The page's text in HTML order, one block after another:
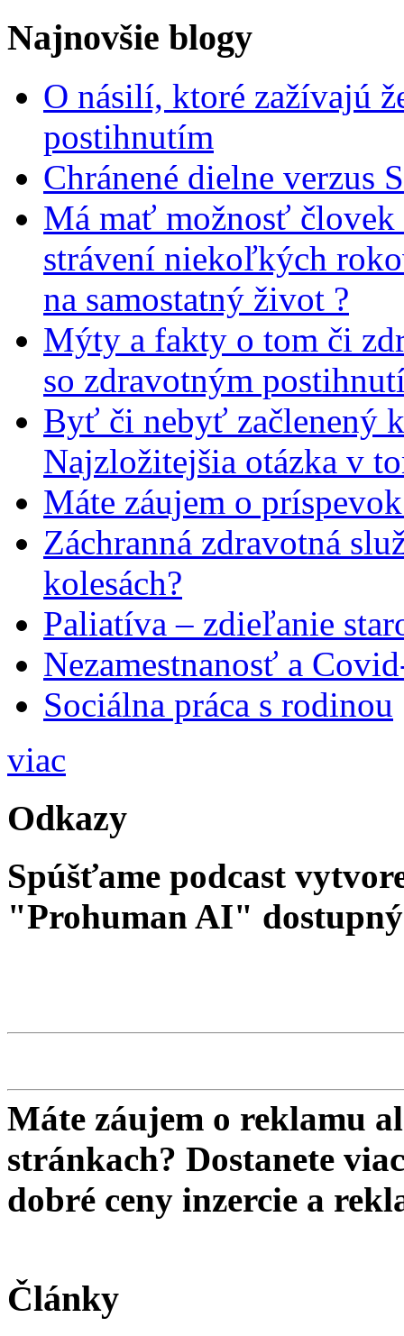
Najnovšie blogy
O násilí, ktoré zažívajú
postihnutím
Chránené dielne verzus
Má mať možnosť
strávení niekoľkých
na samostatný život ?
Mýty a fakty o tom či
so zdravotným
Byť či nebyť začlenený
Najzložitejšia otázka v
Máte záujem o
Záchranná zdravotná
kolesách?
Paliatíva – zdieľanie
Nezamestnanosť a
Sociálna práca s rodinou
viac
Odkazy
Spúšťame podcast
"Prohuman AI"
Máte záujem o reklamu
stránkach? Dostanete
dobré ceny inzercie a
Články